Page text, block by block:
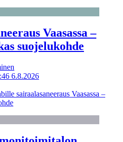
Vaasassa –
suojelukohde
6.8.2026
sairaalasaneeraus Vaasassa –